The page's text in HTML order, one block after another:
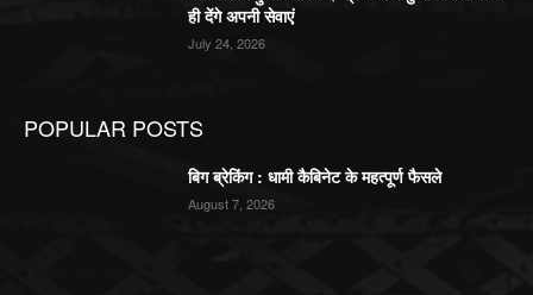
ही देंगे अपनी सेवाएं
July 24, 2026
POPULAR POSTS
बिग ब्रेकिंग : धामी कैबिनेट के महत्पूर्ण फैसले
August 7, 2026